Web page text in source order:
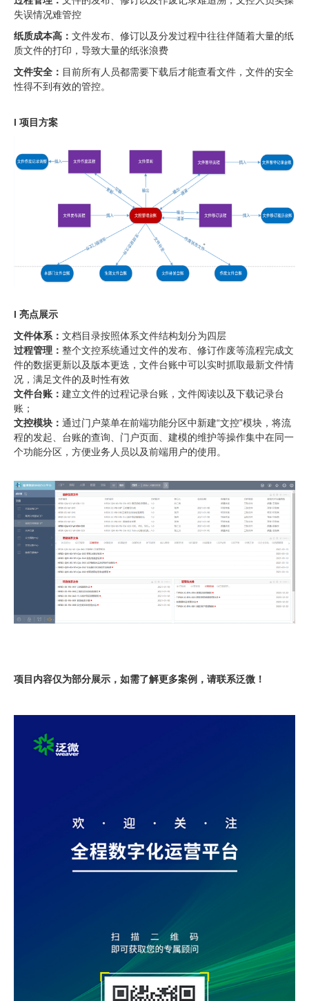
失误情况难管控
纸质成本高： 文件发布、修订以及分发过程中往往伴随着大量的纸
质文件的打印，导致大量的纸张浪费
文件安全： 目前所有人员都需要下载后才能查看文件，文件的安全
性得不到有效的管控。
l 项目方案
l 亮点展示
文件体系： 文档目录按照体系文件结构划分为四层
过程管理： 整个文控系统通过文件的发布、修订作废等流程完成文
件的数据更新以及版本更迭，文件台账中可以实时抓取最新文件情
况，满足文件的及时性有效
文件台账： 建立文件的过程记录台账，文件阅读以及下载记录台
账；
文控模块： 通过门户菜单在前端功能分区中新建“文控”模块，将流
程的发起、台账的查询、门户页面、建模的维护等操作集中在同一
个功能分区，方便业务人员以及前端用户的使用。
项目内容仅为部分展示，如需了解更多案例，请联系泛微！